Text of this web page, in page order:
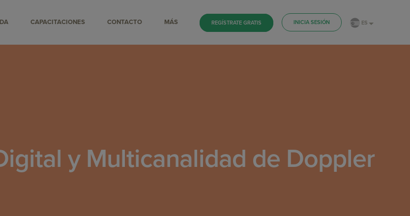
CAPACITACIONES CONTACTO MÁS REGÍSTRATE GRATIS INICIA SESIÓN ES
y Multicanalidad de Doppler